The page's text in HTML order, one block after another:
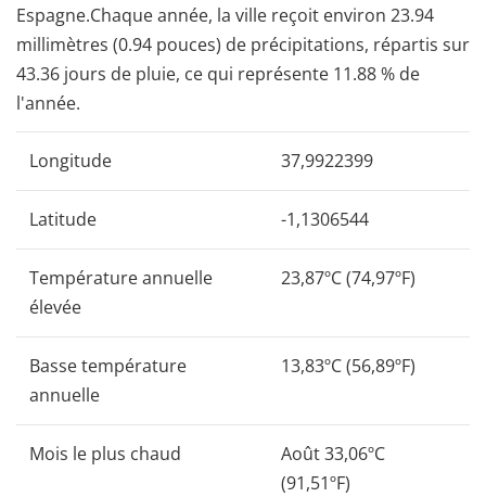
Espagne.Chaque année, la ville reçoit environ 23.94
millimètres (0.94 pouces) de précipitations, répartis sur
43.36 jours de pluie, ce qui représente 11.88 % de
l'année.
Longitude 37,9922399
Latitude -1,1306544
Température annuelle
élevée
23,87ºC (74,97ºF)
Basse température
annuelle
13,83ºC (56,89ºF)
Mois le plus chaud
Août 33,06ºC
(91,51ºF)